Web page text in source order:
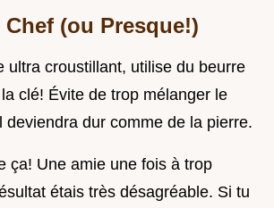
(ou Presque!)
ultra croustillant, utilise du beurre
clé! Évite de trop mélanger le
deviendra dur comme de la pierre.
ça! Une amie une fois à trop
étais très désagréable. Si tu